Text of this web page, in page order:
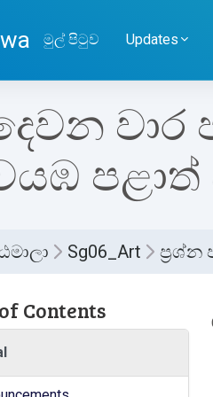
මුල් පිටුව Updates
වාර
පළාත්
Sg06_Art ප්‍රශ්න
Contents